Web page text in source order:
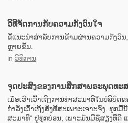
ວິທີຈັດການກັບຄວາມກັງວົນໃຈ
ຂໍ້ແນະນຳສຳລັບການຂ້າມຜ່ານຄວາມກັງວົ
ຫຼາຍຂຶ້ນ.
in ວິທີການ
ຈຸດປະສົງຂອງການສຶກສາພຣະພຸດທ
ເມື່ອເຮົາເວົ້າເຖິງການທຳສະມາທິໃນບໍລິບົ
ກຳລັງເວົ້າເຖິງສິ່ງທີ່ສະເພາະເຈາະຈົງ. ທຸກມື້
ສະມາທິ” ຢູ່ທຸກບ່ອນ, ເພາະມັນມີຊື່ສຽງທີ່ດີ